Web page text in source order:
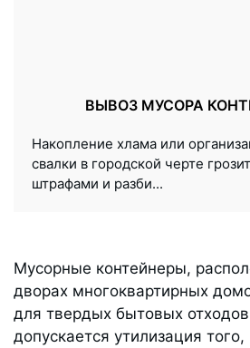
ВЫВОЗ МУСОРА
Накопление хлама или
свалки в городской черте
штрафами и разби...
Мусорные контейнеры,
дворах многоквартирных
для твердых бытовых
допускается утилизация того,